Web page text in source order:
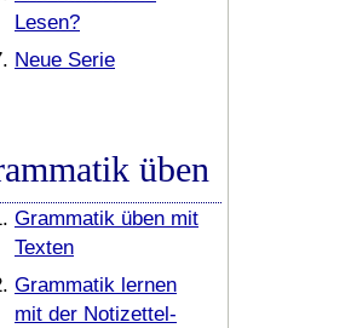
Lesen?
Neue Serie
üben
Grammatik üben mit
Texten
Grammatik lernen
mit der Notizettel-